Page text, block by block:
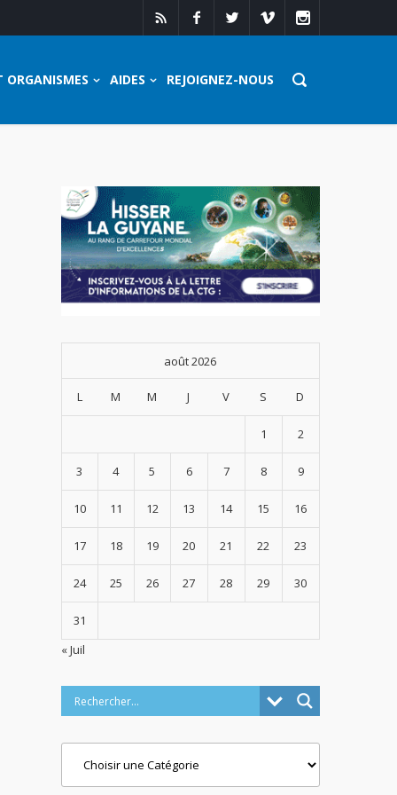
ORGANISMES AIDES REJOIGNEZ-NOUS
août 2026
L M M J V S D
1 2
3 4 5 6 7 8 9
10 11 12 13 14 15 16
17 18 19 20 21 22 23
24 25 26 27 28 29 30
31
« Juil